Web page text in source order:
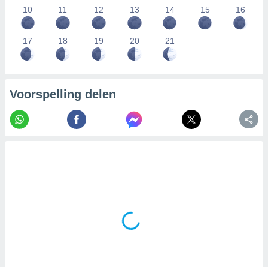
10 11 12 13 14 15 16
17 18 19 20 21
Voorspelling delen